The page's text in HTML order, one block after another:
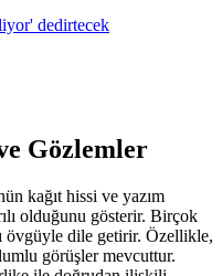
dedirtecek
Gözlemler
kağıt hissi ve yazım
olduğunu gösterir. Birçok
övgüyle dile getirir. Özellikle,
görüşler mevcuttur.